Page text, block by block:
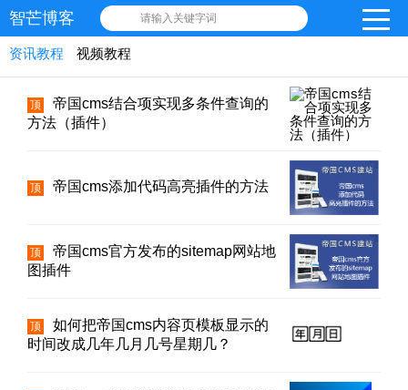
智芒博客 请输入关键字词
资讯教程 视频教程
顶
帝国cms结合项实现多条件查询的
方法（插件）
顶 帝国cms添加代码高亮插件的方法
顶
帝国cms官方发布的sitemap网站地
图插件
顶
如何把帝国cms内容页模板显示的
时间改成几年几月几号星期几？